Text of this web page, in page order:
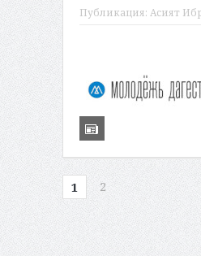
Публикация: Асият
1 2